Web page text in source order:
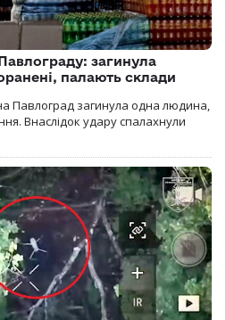
загинула
палають склади
Павлоград загинула одна людина,
Внаслідок удару спалахнули